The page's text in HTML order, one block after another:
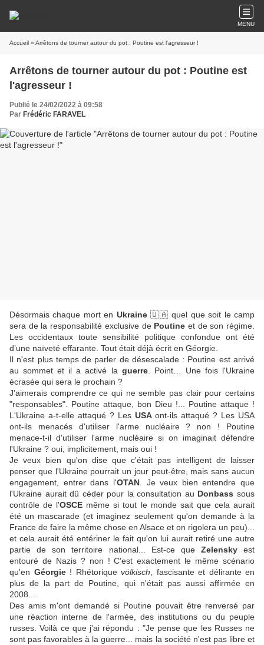
MENU
Accueil » Arrêtons de tourner autour du pot : Poutine est l'agresseur !
Arrêtons de tourner autour du pot : Poutine est
l'agresseur !
Publié le 24/02/2022 à 09:58
Par Frédéric FARAVEL
Désormais chaque mort en Ukraine🇺🇦 quel que soit le camp
sera de la responsabilité exclusive de Poutine et de son régime.
Les occidentaux toute sensibilité politique confondue ont été
d’une naïveté effarante. Tout était déjà écrit en Géorgie.
Il n'est plus temps de parler de désescalade : Poutine est arrivé
au sommet et il a activé la guerre. Point… Une fois l'Ukraine
écrasée qui sera le prochain ?
J'aimerais comprendre ce qui ne semble pas clair pour certains
"responsables". Poutine attaque, bon Dieu !... Poutine attaque !
L'Ukraine a-t-elle attaqué ? Les USAont-ils attaqué ? Les USA
ont-ils menacés d'utiliser l'arme nucléaire ? non ! Poutine
menace-t-il d'utiliser l'arme nucléaire si on imaginait défendre
l'Ukraine ? oui, implicitement, mais oui !
Je veux bien qu'on dise que c'était pas intelligent de laisser
penser que l'Ukraine pourrait un jour peut-être, mais sans aucun
engagement, entrer dans l'OTAN. Je veux bien entendre que
l'Ukraine aurait dû céder pour la consultation au Donbass sous
contrôle de l'OSCE même si tout le monde sait que cela aurait
été un mascarade (et imaginez seulement qu'on demande à la
France de faire la même chose en Alsace et on rigolera un peu)...
et cela aurait été entériner le fait qu'on lui aurait retiré une autre
partie de son territoire national... Est-ce que Zelenskyest
entouré de Nazis ? non ! C'est exactement le même scénario
qu'en Géorgie! Rhétorique völkisch , fascisante et délirante en
plus de la part de Poutine, qui n'était pas aussi affirmée en
2008...
Des amis m'ont demandé si Poutine pouvait être renversé par
une réaction interne de l'armée, des institutions ou du peuple
russes. Voilà ce que j'ai répondu : "Je pense que les Russes ne
sont pas favorables à la guerre... mais la société n'est pas libre et